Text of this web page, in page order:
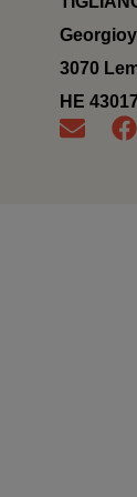
3070
ΗΕ